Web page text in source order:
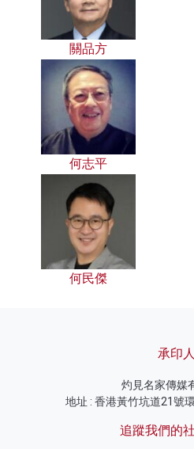
關品方
何志平
何民傑
承印人
灼見名家傳媒
地址 : 香港黃竹坑道21號
追蹤我們的